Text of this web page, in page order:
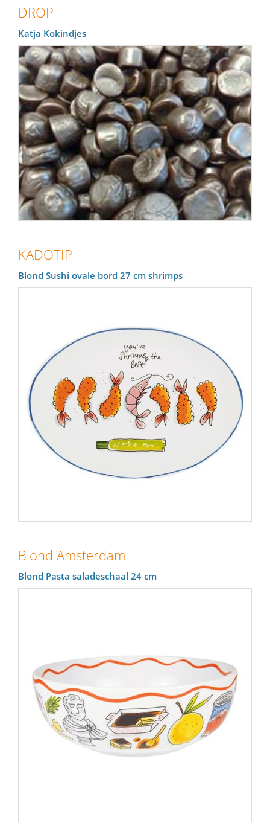
DROP
Katja Kokindjes
KADOTIP
Blond Sushi ovale bord 27 cm shrimps
Blond Amsterdam
Blond Pasta saladeschaal 24 cm